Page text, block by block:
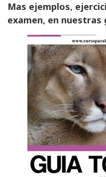
Mas ejemplos,
examen, en nuestras